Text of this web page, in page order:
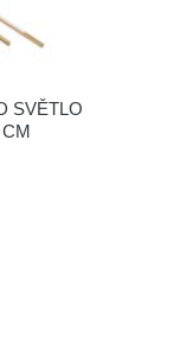
SVĚTLO